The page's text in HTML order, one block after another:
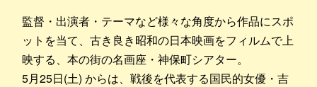
監督・出演者・テーマなど様々な角度から作品にスポ
ットを当て、古き良き昭和の日本映画をフィルムで上
映する、本の街の名画座・神保町シアター。
5月25日(土) からは、戦後を代表する国民的女優・吉